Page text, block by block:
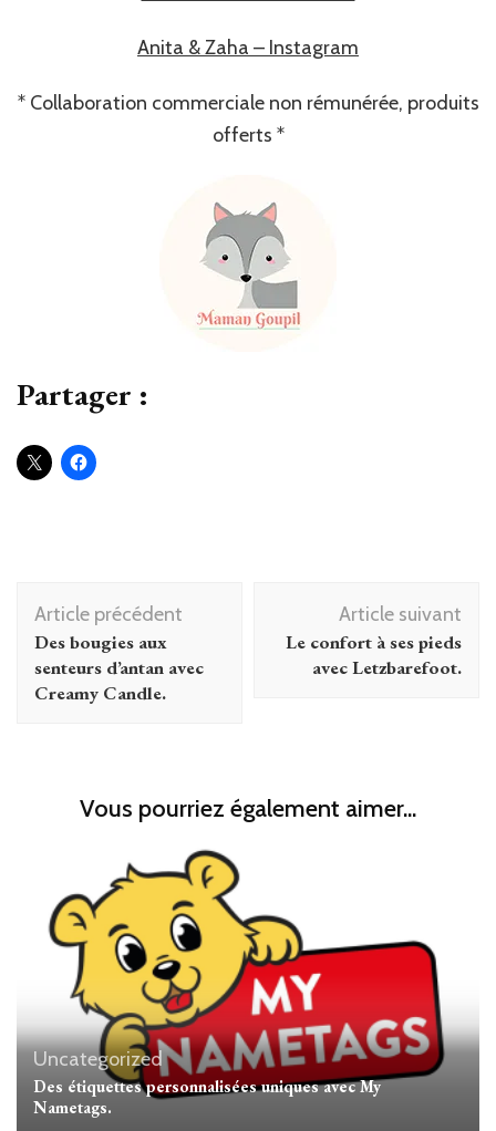
Anita & Zaha – Instagram
* Collaboration commerciale non rémunérée, produits
offerts *
Partager :
Navigation
d'article
Article précédent
Des bougies aux
senteurs d’antan avec
Creamy Candle.
Article suivant
Le confort à ses pieds
avec Letzbarefoot.
Vous pourriez également aimer...
Uncategorized
Des étiquettes personnalisées uniques avec My
Nametags.